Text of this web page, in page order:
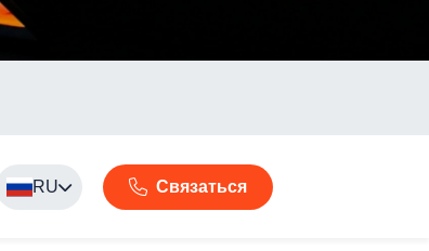
RU Связаться